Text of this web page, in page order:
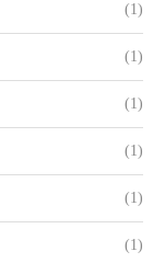
(1)
(1)
(1)
(1)
(1)
(1)